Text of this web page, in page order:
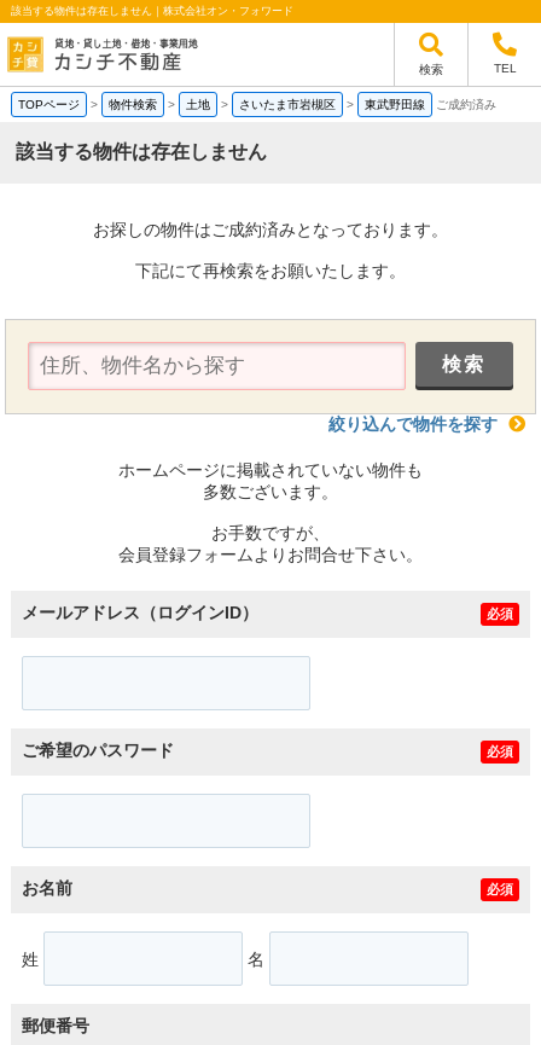
該当する物件は存在しません｜株式会社オン・フォワード
検索 TEL
TOPページ > 物件検索 > 土地 > さいたま市岩槻区 > 東武野田線 ご成約済み
該当する物件は存在しません
お探しの物件はご成約済みとなっております。
下記にて再検索をお願いたします。
絞り込んで物件を探す
ホームページに掲載されていない物件も
多数ございます。
お手数ですが、
会員登録フォームよりお問合せ下さい。
メールアドレス（ログインID） 必須
ご希望のパスワード 必須
お名前 必須
姓 名
郵便番号